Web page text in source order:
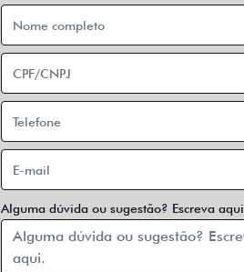
Alguma dúvida ou sugestão? Escreva aqui.